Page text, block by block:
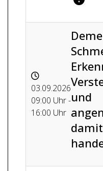
03.09.2026
09:00 Uhr -
16:00 Uhr
und
damit